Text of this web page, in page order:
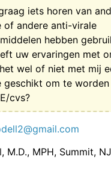
iets horen van
of andere anti-virale
hebben
uw ervaringen met
wel of niet met mij
geschikt om te
cvs?
M.D., MPH, Summit, NJ